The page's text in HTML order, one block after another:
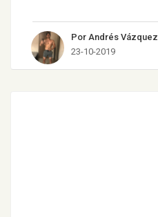
Por Andrés Vázquez
23-10-2019